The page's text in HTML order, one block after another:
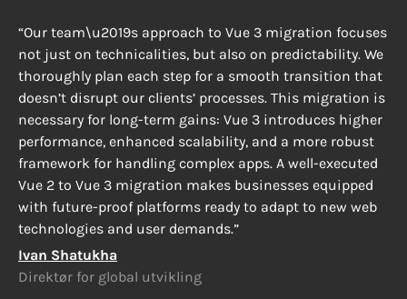
“Our team\u2019s approach to Vue 3 migration focuses
not just on technicalities, but also on predictability. We
thoroughly plan each step for a smooth transition that
doesn’t disrupt our clients’ processes. This migration is
necessary for long-term gains: Vue 3 introduces higher
performance, enhanced scalability, and a more robust
framework for handling complex apps. A well-executed
Vue 2 to Vue 3 migration makes businesses equipped
with future-proof platforms ready to adapt to new web
technologies and user demands.”
Ivan Shatukha
Direktør for global utvikling